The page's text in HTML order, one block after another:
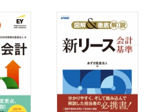
証による借手の支払見込額
行使することが合理的に確実である購入オプ
の契約条件の変更
の契約条件の変更の会計処理 ――独立したリ
の契約条件の変更の会計処理 ――リース範囲
の契約条件の変更を伴わない借手のリース期
契約条件の変更を伴わない借手のリース期